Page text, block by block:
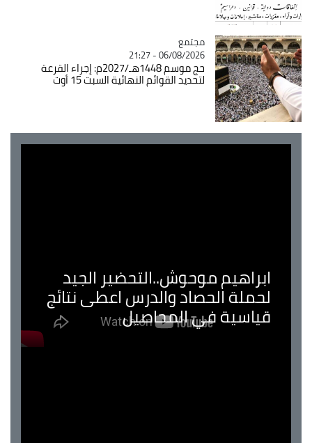
Catégorie
مجتمع
06/08/2026 - 21:27
حج موسم 1448هـ/2027م: إجراء القرعة
لتحديد القوائم النهائية السبت 15 أوت
ابراهيم موحوش..التحضير الجيد
لحملة الحصاد والدرس اعطى نتائج
قياسية في المحاصيل